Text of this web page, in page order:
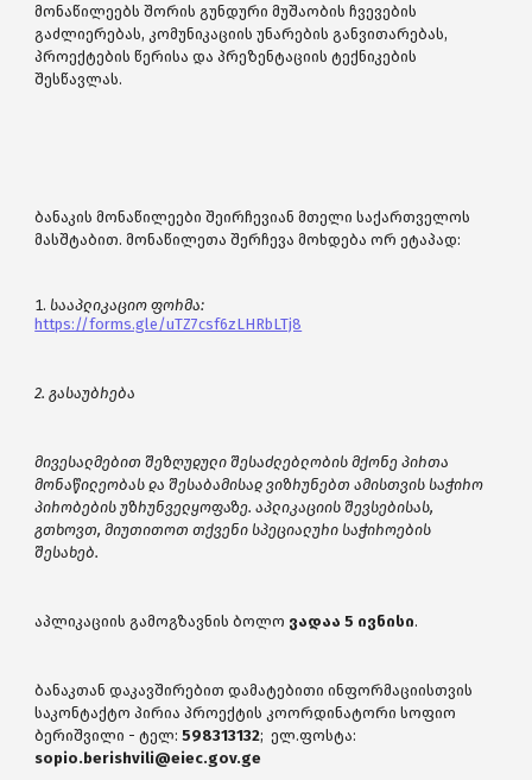
მონაწილეებს შორის გუნდური მუშაობის ჩვევების
გაძლიერებას, კომუნიკაციის უნარების განვითარებას,
პროექტების წერისა და პრეზენტაციის ტექნიკების
შესწავლას.
ბანაკის მონაწილეები შეირჩევიან მთელი საქართველოს
მასშტაბით. მონაწილეთა შერჩევა მოხდება ორ ეტაპად:
სააპლიკაციო ფორმა:
https://forms.gle/uTZ7csf6zLHRbLTj8
2. გასაუბრება
მივესალმებით შეზღუდული შესაძლებლობის მქონე პირთა
მონაწილეობას და შესაბამისად ვიზრუნებთ ამისთვის საჭირო
პირობების უზრუნველყოფაზე. აპლიკაციის შევსებისას,
გთხოვთ, მიუთითოთ თქვენი სპეციალური საჭიროების
შესახებ.
აპლიკაციის გამოგზავნის ბოლო ვადაა 5 ივნისი.
ბანაკთან დაკავშირებით დამატებითი ინფორმაციისთვის
საკონტაქტო პირია პროექტის კოორდინატორი სოფიო
ბერიშვილი - ტელ:598313132; ელ.ფოსტა:
sopio.berishvili@eiec.gov.ge